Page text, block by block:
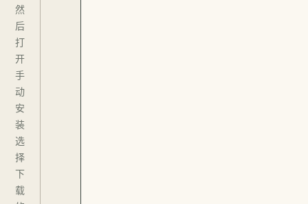
然
后
打
开
手
动
安
装
选
择
下
载